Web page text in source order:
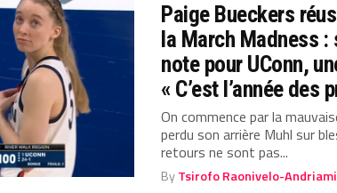
Paige Bueckers
la March Madness :
note pour UConn,
« C’est l’année des
On commence par la
perdu son arrière Muhl sur
retours ne sont pas...
ByTsirofo Raonivelo-